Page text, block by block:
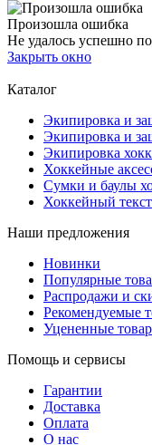
Произошла ошибка
Не удалось успешно
Закрыть окно
Каталог
Экипировка и
Экипировка и
Экипировка
Хоккейные
Сумки и баулы
Хоккейный
Наши предложения
Новинки
Популярные
Распродажи и
Рекомендуемые
Уцененные
Помощь и сервисы
Гарантии
Доставка
Оплата
О нас